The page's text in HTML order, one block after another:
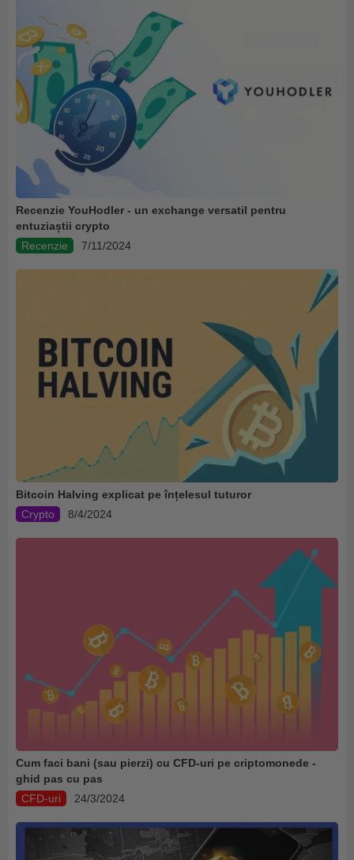
Recenzie YouHodler - un exchange versatil pentru
entuziaștii crypto
Recenzie
7/11/2024
Bitcoin Halving explicat pe înțelesul tuturor
Crypto
8/4/2024
Cum faci bani (sau pierzi) cu CFD-uri pe criptomonede -
ghid pas cu pas
CFD-uri
24/3/2024